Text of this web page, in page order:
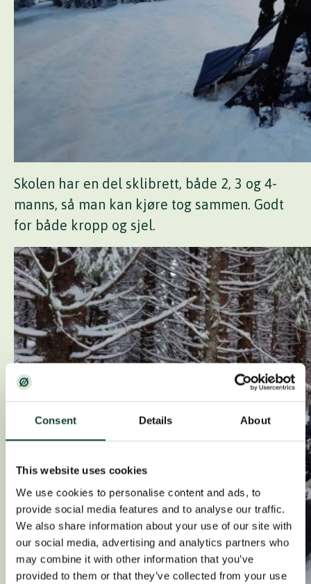
Consent Details About
This website uses cookies
We use cookies to personalise content and ads, to
provide social media features and to analyse our traffic.
We also share information about your use of our site with
our social media, advertising and analytics partners who
may combine it with other information that you’ve
provided to them or that they’ve collected from your use
Skolen har en del sklibrett, både 2, 3 og 4-
manns, så man kan kjøre tog sammen. Godt
for både kropp og sjel.